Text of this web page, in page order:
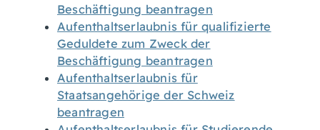
Beschäftigung beantragen
Aufenthaltserlaubnis für qualifizierte
Geduldete zum Zweck der
Beschäftigung beantragen
Aufenthaltserlaubnis für
Staatsangehörige der Schweiz
beantragen